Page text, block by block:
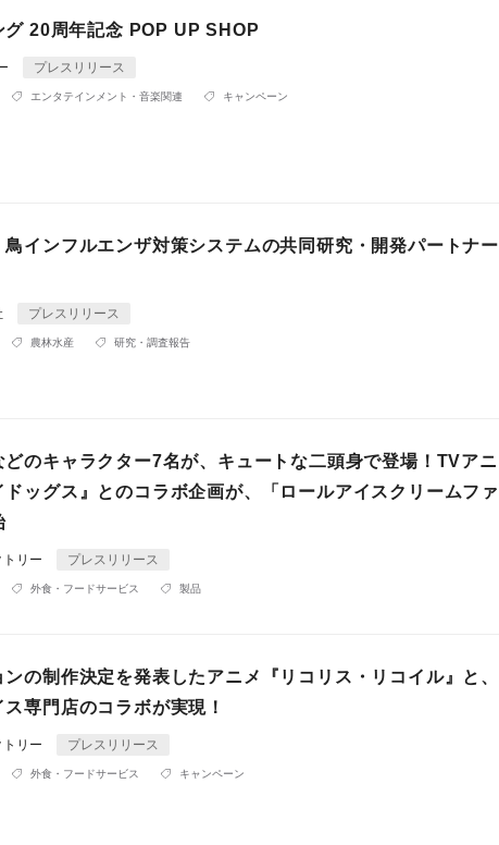
グ 20周年記念 POP UP SHOP
プレスリリース
エンタテインメント・音楽関連 キャンペーン
鳥インフルエンザ対策システムの共同研究・開発パートナー
プレスリリース
農林水産 研究・調査報告
のキャラクター7名が、キュートな二頭身で登場！TVアニ
ドッグス』とのコラボ企画が、「ロールアイスクリームファ
リー プレスリリース
外食・フードサービス 製品
の制作決定を発表したアニメ『リコリス・リコイル』と、
専門店のコラボが実現！
リー プレスリリース
外食・フードサービス キャンペーン